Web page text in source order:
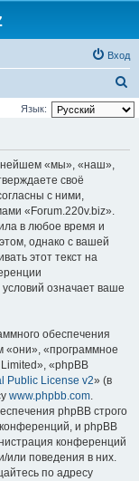
Вход
о
Язык:
«мы», «наш»,
своё
с ними,
«Forum.220v.biz».
в любое время и
однако с вашей
этот текст на
означает ваше
обеспечения
«они», «программное
«phpBB
Public License v2» (в
www.phpbb.com.
phpBB строго
и phpBB
конференций
или поведения в них.
по адресу